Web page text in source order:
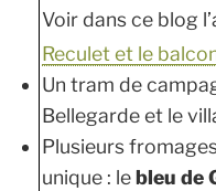
Voir dans ce blog
Reculet et le
Un tram de
Bellegarde et le
Plusieurs
unique : lebleu de